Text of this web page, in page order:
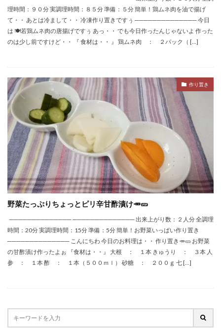
理時間：９０分 実調理時間：８５分 準備：５分 簡単！鶏ムネ肉を油で揚げ
て・・ あとは冷まして・・ 冷凍作り置きですぅ ────────────── 今日
は 🍽若鶏ムネ肉の唐揚げですぅ あっ・・ でも今日作ったんじゃないよ 作った
のは少し前ですけど・・ 『 食材は・・ 』 鶏ムネ肉 ： ２パック（ […]
作り置き
野菜たっぷりちょっとピリ辛甘酢漬け🥕🥒
────────────── ────────────── 出来上がり数：２人分 全調理
時間：20分 実調理時間：15分 準備：5分 簡単！お野菜いっぱい作り置き
────────────── こんにちわ 今日のお料理は・・ 作り置き🥕🥒 お野菜
の甘酢漬け作ったよぉ 『食材は・・』 大根 ： １本 きゅうり ： ３本 人
参 ： １本 酢 ： １本（５００ｍｌ） 砂糖 ： ２００ｇ 七 […]